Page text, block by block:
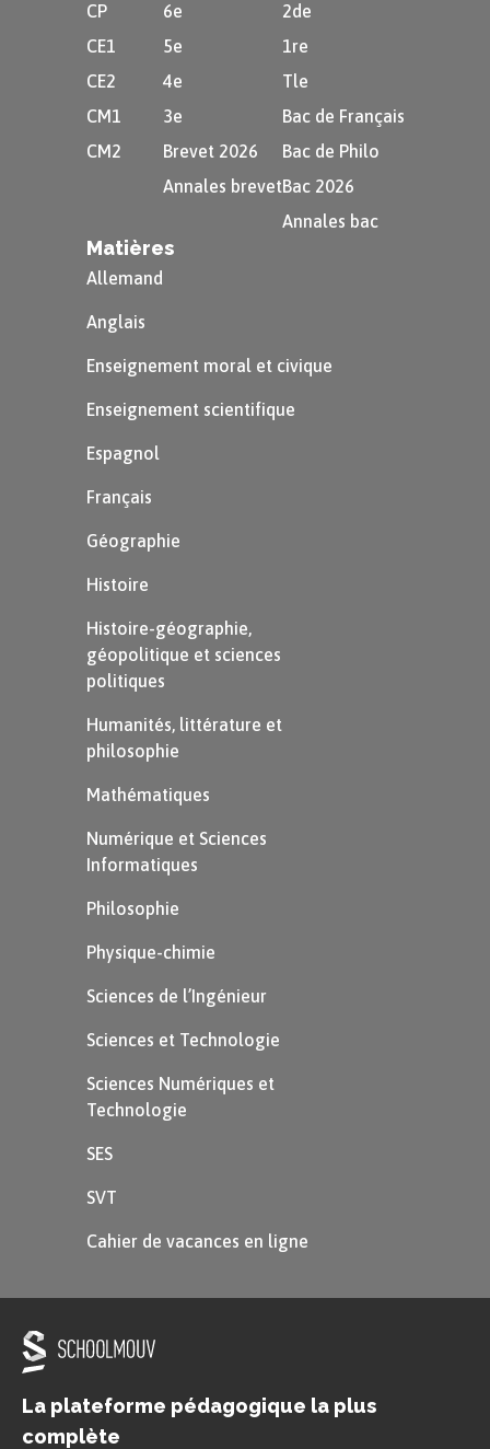
CP
CE1
CE2
CM1
CM2
6e
5e
4e
3e
Brevet 2026
Annales brevet
2de
1re
Tle
Bac de Français
Bac de Philo
Bac 2026
Annales bac
Matières
Allemand
Anglais
Enseignement moral et civique
Enseignement scientifique
Espagnol
Français
Géographie
Histoire
Histoire-géographie,
géopolitique et sciences
politiques
Humanités, littérature et
philosophie
Mathématiques
Numérique et Sciences
Informatiques
Philosophie
Physique-chimie
Sciences de l’Ingénieur
Sciences et Technologie
Sciences Numériques et
Technologie
SES
SVT
Cahier de vacances en ligne
La plateforme pédagogique la plus
complète